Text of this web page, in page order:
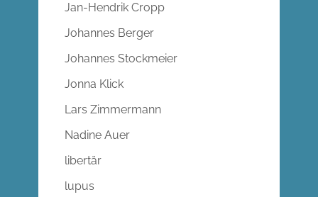
Jan-Hendrik Cropp
Johannes Berger
Johannes Stockmeier
Jonna Klick
Lars Zimmermann
Nadine Auer
libertär
lupus